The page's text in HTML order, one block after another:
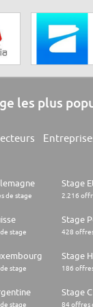
les plus
de stage
Stage
2.216
stage
Stage
428
stage
Stage
186
stage
Stage
84 offres